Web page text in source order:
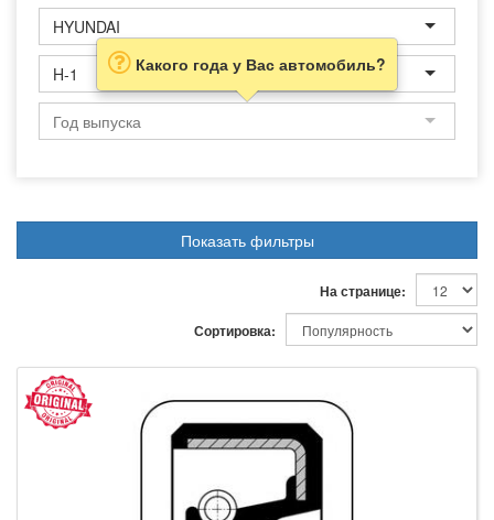
HYUNDAI
H-1 Какого года у Вас автомобиль?
Показать фильтры
На странице:
Сортировка: